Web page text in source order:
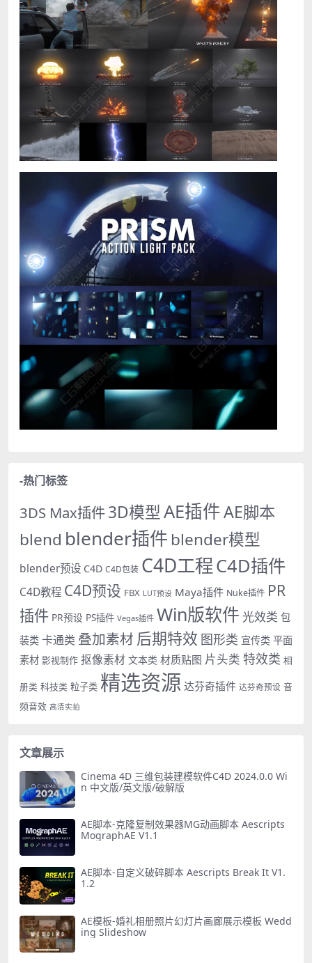
-热门标签
3DS Max插件3D模型AE插件AE脚本
blend blender插件 blender模型
blender预设 C4D C4D包装 C4D工程C4D插件
C4D教程 C4D预设 FBX LUT预设 Maya插件 Nuke插件 PR
插件 PR预设 PS插件 Vegas插件 Win版软件 光效类 包
装类 卡通类 叠加素材 后期特效 图形类 宣传类 平面
素材 影视制作 抠像素材 文本类 材质贴图 片头类 特效类 相
册类 科技类 粒子类 精选资源 达芬奇插件 达芬奇预设 音
频音效 高清实拍
文章展示
Cinema 4D 三维包装建模软件C4D 2024.0.0 Wi
n 中文版/英文版/破解版
AE脚本-克隆复制效果器MG动画脚本 Aescripts
MographAE V1.1
AE脚本-自定义破碎脚本 Aescripts Break It V1.
1.2
AE模板-婚礼相册照片幻灯片画廊展示模板 Wedd
ing Slideshow